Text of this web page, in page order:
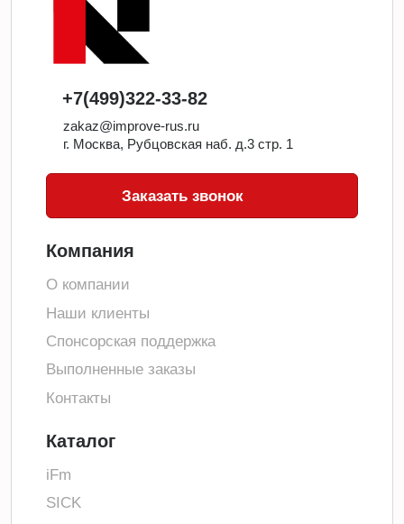
+7(499)322-33-82
zakaz@improve-rus.ru
г. Москва, Рубцовская наб. д.3 стр. 1
Заказать звонок
Компания
О компании
Наши клиенты
Спонсорская поддержка
Выполненные заказы
Контакты
Каталог
iFm
SICK